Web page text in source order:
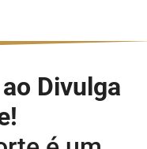
Divulga